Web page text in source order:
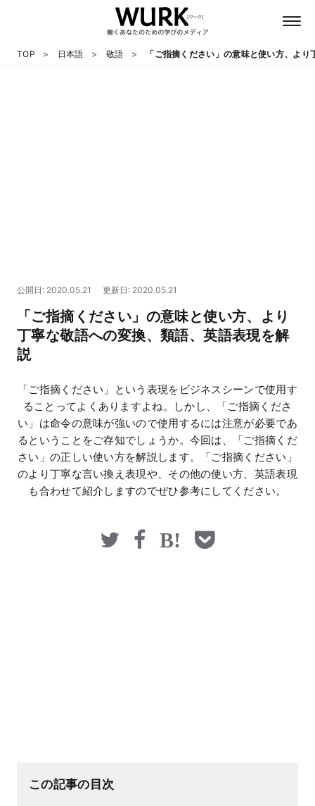
マネー
TOP 日本語 敬語 「ご指摘ください」の意味と使い方、よ
公開日: 2020.05.21 更新日: 2020.05.21
「ご指摘ください」の意味と使い方、より
丁寧な敬語への変換、類語、英語表現を解
説
「ご指摘ください」という表現をビジネスシーンで使用す
ることってよくありますよね。しかし、「ご指摘くださ
い」は命令の意味が強いので使用するには注意が必要であ
るということをご存知でしょうか。今回は、「ご指摘くだ
さい」の正しい使い方を解説します。「ご指摘ください」
のより丁寧な言い換え表現や、その他の使い方、英語表現
も合わせて紹介しますのでぜひ参考にしてください。
この記事の目次